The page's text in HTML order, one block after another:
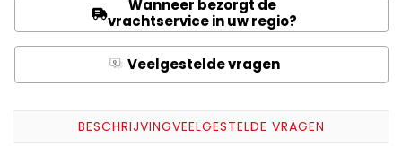
Wanneer bezorgt de
vrachtservice in uw regio?
Q Veelgestelde vragen
BESCHRIJVINGVEELGESTELDE VRAGEN